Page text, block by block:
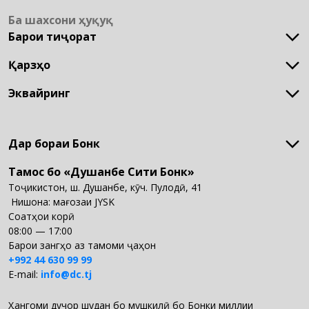
МХБ
Филиалҳо
Банкоматҳо
Ба шахсони ҳуқуқӣ
Барои тиҷорат
Кушодани суратхисоб
Қарзҳо
Қарз барои рушди тиҷорат
Эквайринг
Дар бораи Бонк
Дар бораи Бонк
Таърихи мо
Арзишҳои мо
Дастовардҳои мо
Маҳсулот ва хидматҳои мо
Ҳуҷҷатҳо
Ҳисоботҳо
Вакансия
Тамос бо «Душанбе Сити Бонк»
Тоҷикистон, ш. Душанбе, кӯч. Пулодӣ, 41
Нишона: мағозаи JYSK
Соатҳои корӣ
08:00 — 17:00
Барои зангҳо аз тамоми ҷаҳон
+992 44 630 99 99
E-mail: info@dc.tj
Ҳангоми дучор шудан бо мушкилӣ бо Бонки миллии